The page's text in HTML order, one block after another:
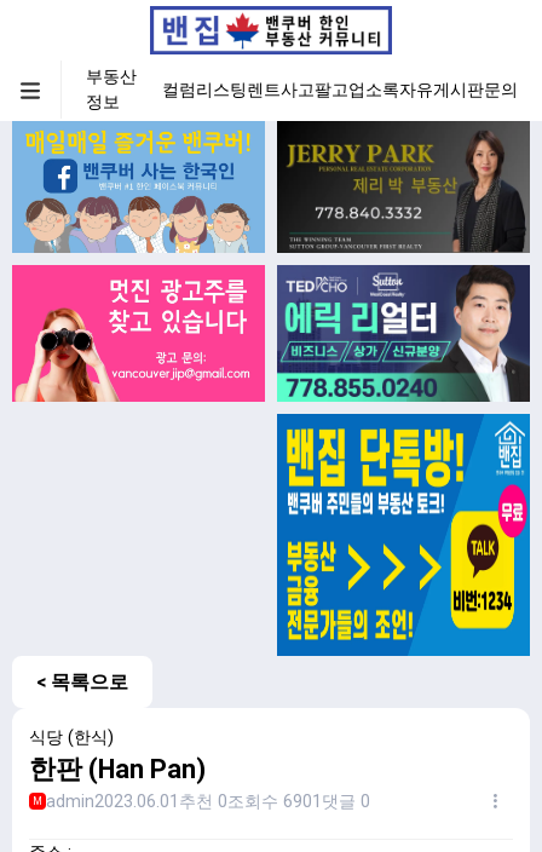
부동산
정보
컬럼리스팅렌트사고팔고업소록자유게시판문의
< 목록으로
식당 (한식)
한판 (Han Pan)
M admin2023.06.01 추천 0조회수 6901 댓글 0